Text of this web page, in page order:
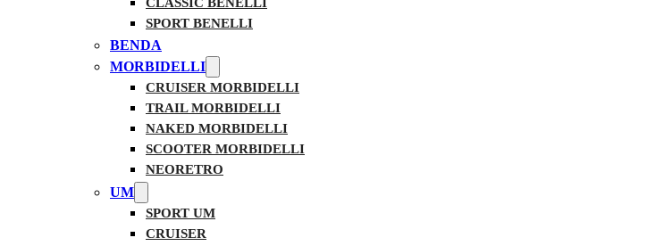
SPORT BENELLI
BENDA
MORBIDELLI
CRUISER MORBIDELLI
TRAIL MORBIDELLI
NAKED MORBIDELLI
SCOOTER MORBIDELLI
NEORETRO
UM
SPORT UM
CRUISER